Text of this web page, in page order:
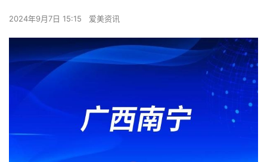
2024年9月7日 15:15 爱美资讯